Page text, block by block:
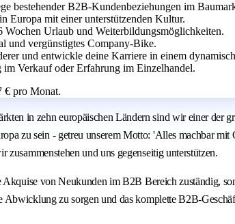
bestehender B2B-Kundenbeziehungen im
Europa mit einer unterstützenden Kultur.
Urlaub und Weiterbildungsmöglichkeiten.
und vergünstigtes Company-Bike.
und entwickle deine Karriere in einem
im Verkauf oder Erfahrung im Einzelhandel.
€ pro Monat.
in zehn europäischen Ländern sind wir einer der
zu sein - getreu unserem Motto: 'Alles machbar
und uns gegenseitig unterstützen.
von Neukunden im B2B Bereich zuständig,
Abwicklung zu sorgen und das komplette B2B-